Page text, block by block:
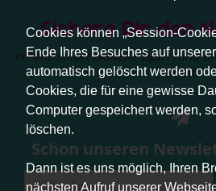
Cookies können „Session-
Ende Ihres Besuches auf
automatisch gelöscht werden
Cookies, die für eine gewisse
Computer gespeichert werden,
löschen.
Dann ist es uns möglich, Ihren
nächsten Aufruf unserer
Sichere Dir den
erhalte sofort aktuelle Tipps rund
Hund.
Schon unseren